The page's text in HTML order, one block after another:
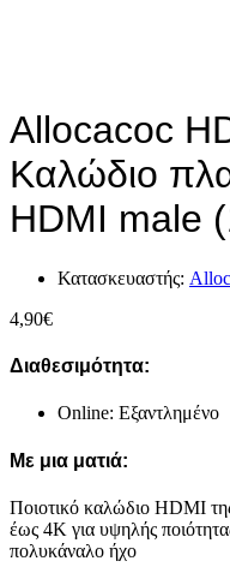
Allocacoc
Καλώδιο
HDMI male
Κατασκευαστής:
4,90€
Διαθεσιμότητα:
Online: Εξαντλημένο
Με μια ματιά:
Ποιοτικό καλώδιο HDMI
έως 4Κ για υψηλής
πολυκάναλο ήχο